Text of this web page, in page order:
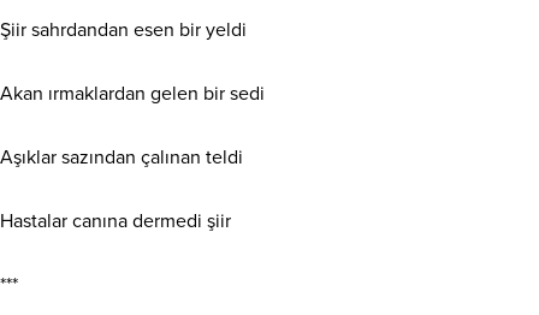
Şiir sahrdandan esen bir yeldi
Akan ırmaklardan gelen bir sedi
Aşıklar sazından çalınan teldi
Hastalar canına dermedi şiir
***